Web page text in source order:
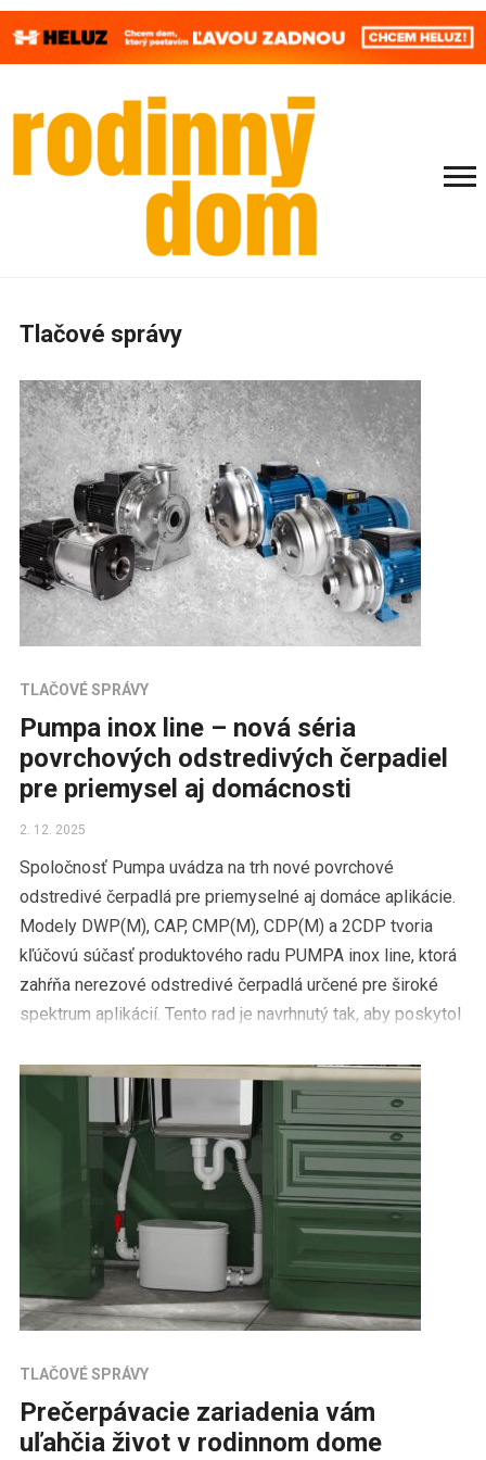
Tlačové správy
TLAČOVÉ SPRÁVY
Pumpa inox line – nová séria
povrchových odstredivých čerpadiel
pre priemysel aj domácnosti
2. 12. 2025
Spoločnosť Pumpa uvádza na trh nové povrchové
odstredivé čerpadlá pre priemyselné aj domáce aplikácie.
Modely DWP(M), CAP, CMP(M), CDP(M) a 2CDP tvoria
kľúčovú súčasť produktového radu PUMPA inox line, ktorá
zahŕňa nerezové odstredivé čerpadlá určené pre široké
spektrum aplikácií. Tento rad je navrhnutý tak, aby poskytol
TLAČOVÉ SPRÁVY
Prečerpávacie zariadenia vám
uľahčia život v rodinnom dome